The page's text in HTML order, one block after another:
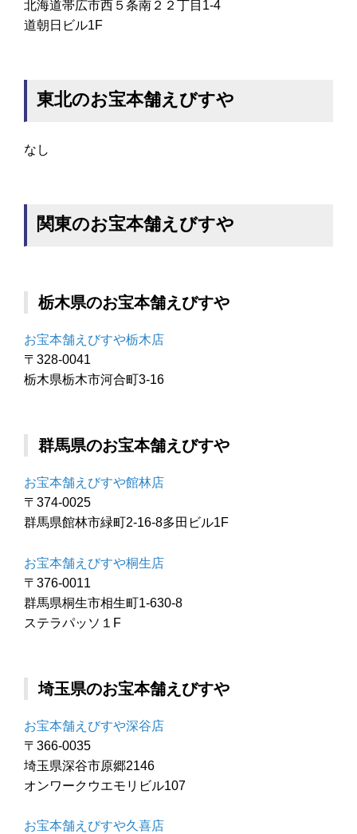
北海道帯広市西５条南２２丁目1-4
道朝日ビル1F
東北のお宝本舗えびすや
なし
関東のお宝本舗えびすや
栃木県のお宝本舗えびすや
お宝本舗えびすや栃木店
〒328-0041
栃木県栃木市河合町3-16
群馬県のお宝本舗えびすや
お宝本舗えびすや館林店
〒374-0025
群馬県館林市緑町2-16-8多田ビル1F
お宝本舗えびすや桐生店
〒376-0011
群馬県桐生市相生町1-630-8
ステラパッソ１F
埼玉県のお宝本舗えびすや
お宝本舗えびすや深谷店
〒366-0035
埼玉県深谷市原郷2146
オンワークウエモリビル107
お宝本舗えびすや久喜店